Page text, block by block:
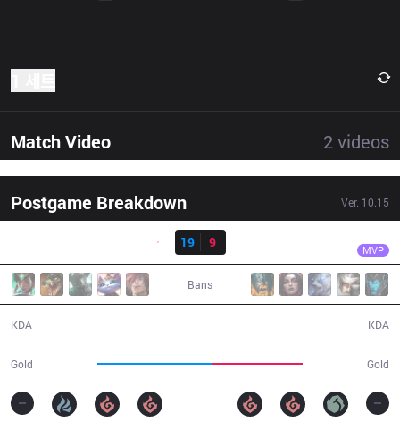
Match Video 2 videos
Postgame Breakdown Ver. 10.15
19
9 MVP
Bans
KDA
Gold Gold
KDA